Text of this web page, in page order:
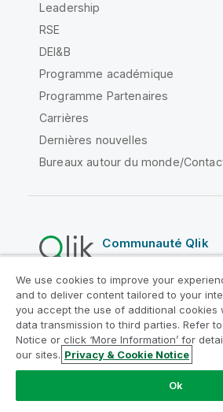
Leadership
RSE
DEI&B
Programme académique
Programme Partenaires
Carrières
Dernières nouvelles
Bureaux autour du monde/
Communauté Qlik
Contrats juridiques
Conditions d'utilisation des produits
Legal Policies
Conditions légales
Conditions d'utilisation
Marques
Do Not Share My Info
Copyright © 1993-2026 QlikTech
We use cookies to improve your
and to deliver content tailored to your
you accept the use of additional cookies
data transmission to third parties. Refer
Notice or click ‘More Information’ for
our sites. Privacy & Cookie Notice
Ok